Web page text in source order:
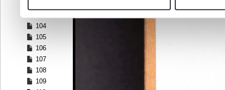
104
105
106
107
108
109